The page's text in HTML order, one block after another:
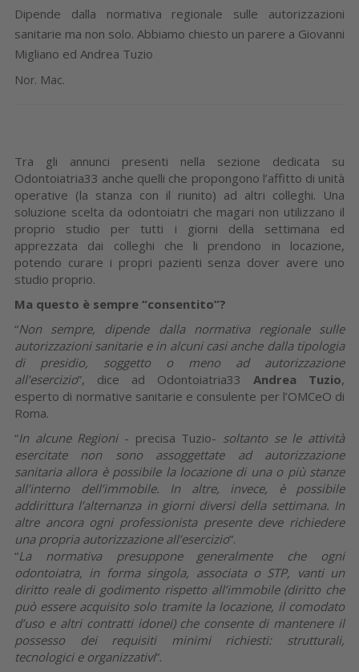
Dipende dalla normativa regionale sulle autorizzazioni
sanitarie ma non solo. Abbiamo chiesto un parere a Giovanni
Migliano ed Andrea Tuzio
Nor. Mac.
Tra gli annunci presenti nella sezione dedicata su
Odontoiatria33 anche quelli che propongono l’affitto di unità
operative (la stanza con il riunito) ad altri colleghi. Una
soluzione scelta da odontoiatri che magari non utilizzano il
proprio studio per tutti i giorni della settimana ed
apprezzata dai colleghi che li prendono in locazione,
potendo curare i propri pazienti senza dover avere uno
studio proprio.
Ma questo è sempre “consentito”?
“Non sempre, dipende dalla normativa regionale sulle
autorizzazioni sanitarie e in alcuni casi anche dalla tipologia
di presidio, soggetto o meno ad autorizzazione
all’esercizio”, dice ad Odontoiatria33 Andrea Tuzio,
esperto di normative sanitarie e consulente per l’OMCeO di
Roma.
“In alcune Regioni- precisa Tuzio- soltanto se le attività
esercitate non sono assoggettate ad autorizzazione
sanitaria allora è possibile la locazione di una o più stanze
all’interno dell’immobile. In altre, invece, è possibile
addirittura l’alternanza in giorni diversi della settimana. In
altre ancora ogni professionista presente deve richiedere
una propria autorizzazione all’esercizio”.
“La normativa presuppone generalmente che ogni
odontoiatra, in forma singola, associata o STP, vanti un
diritto reale di godimento rispetto all’immobile (diritto che
può essere acquisito solo tramite la locazione, il comodato
d’uso e altri contratti idonei) che consente di mantenere il
possesso dei requisiti minimi richiesti: strutturali,
tecnologici e organizzativi”.